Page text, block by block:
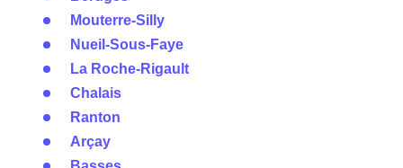
Mouterre-Silly
Nueil-Sous-Faye
La Roche-Rigault
Chalais
Ranton
Arçay